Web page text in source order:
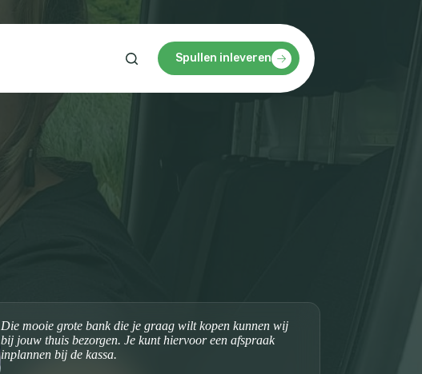
Spullen inleveren
Die mooie grote bank die je graag wilt kopen kunnen wij
bij jouw thuis bezorgen. Je kunt hiervoor een afspraak
inplannen bij de kassa.